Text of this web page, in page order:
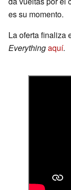
es su momento.
La oferta finaliza
Everythingaquí.